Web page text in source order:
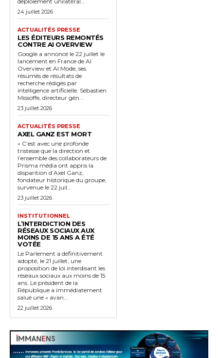
24 juillet 2026
ACTUALITÉS PRESSE
LES ÉDITEURS REMONTÉS
CONTRE AI OVERVIEW
Google a annoncé le 22 juillet le
lancement en France de AI
Overview et AI Mode, ses
résumés de résultats de
recherche rédigés par
intelligence artificielle. Sébastien
Missoffe, directeur gén...
23 juillet 2026
ACTUALITÉS PRESSE
AXEL GANZ EST MORT
« C’est avec une profonde
tristesse que la direction et
l’ensemble des collaborateurs de
Prisma média ont appris la
disparition d’Axel Ganz,
fondateur historique du groupe,
survenue le 22 juil...
23 juillet 2026
INSTITUTIONNEL
L’INTERDICTION DES
RÉSEAUX SOCIAUX AUX
MOINS DE 15 ANS A ÉTÉ
VOTÉE
Le Parlement a définitivement
adopté, le 21 juillet, une
proposition de loi interdisant les
réseaux sociaux aux moins de 15
ans. Le président de la
République a immédiatement
salué une « avan...
22 juillet 2026